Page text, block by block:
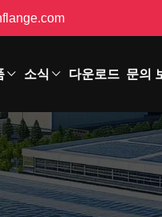
소식 다운로드 문의